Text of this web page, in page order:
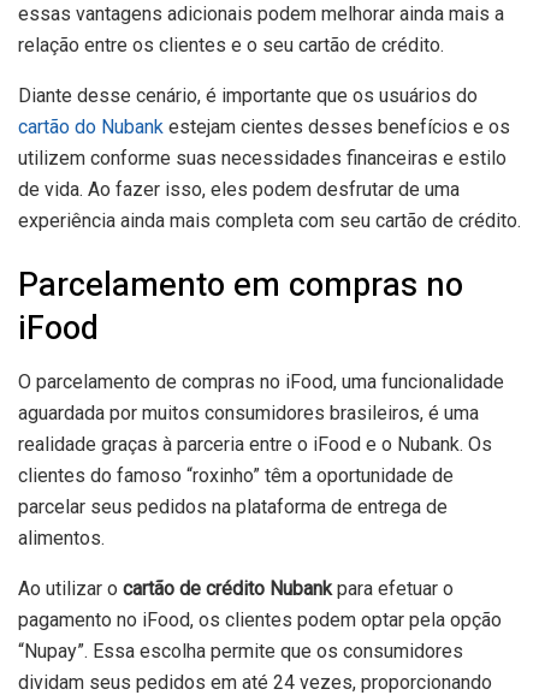
essas vantagens adicionais podem melhorar ainda mais a
relação entre os clientes e o seu cartão de crédito.
Diante desse cenário, é importante que os usuários do
cartão do Nubank estejam cientes desses benefícios e os
utilizem conforme suas necessidades financeiras e estilo
de vida. Ao fazer isso, eles podem desfrutar de uma
experiência ainda mais completa com seu cartão de crédito.
Parcelamento em compras no
iFood
O parcelamento de compras no iFood, uma funcionalidade
aguardada por muitos consumidores brasileiros, é uma
realidade graças à parceria entre o iFood e o Nubank. Os
clientes do famoso “roxinho” têm a oportunidade de
parcelar seus pedidos na plataforma de entrega de
alimentos.
Ao utilizar o cartão de crédito Nubankpara efetuar o
pagamento no iFood, os clientes podem optar pela opção
“Nupay”. Essa escolha permite que os consumidores
dividam seus pedidos em até 24 vezes, proporcionando